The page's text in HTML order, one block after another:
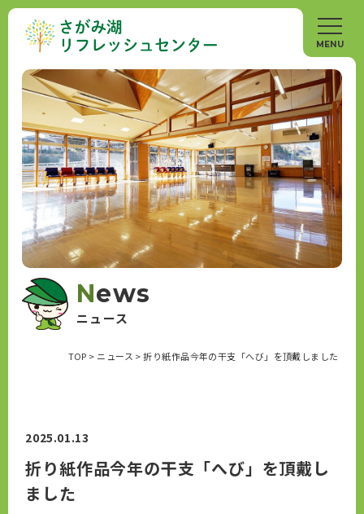
News
ニュース
TOP > ニュース >折り紙作品今年の干支「へび」を頂戴しました
2025.01.13
折り紙作品今年の干支「へび」を頂戴し
ました